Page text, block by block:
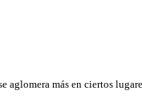
más en ciertos